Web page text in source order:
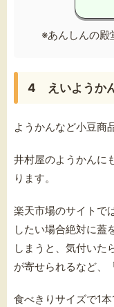
※あんしんの殿
4 えいようか
ようかんなど小豆商
井村屋のようかんに
ります。
楽天市場のサイトで
したい場合絶対に蓋
しまうと、気付いた
が寄せられるなど、
食べきりサイズで1本